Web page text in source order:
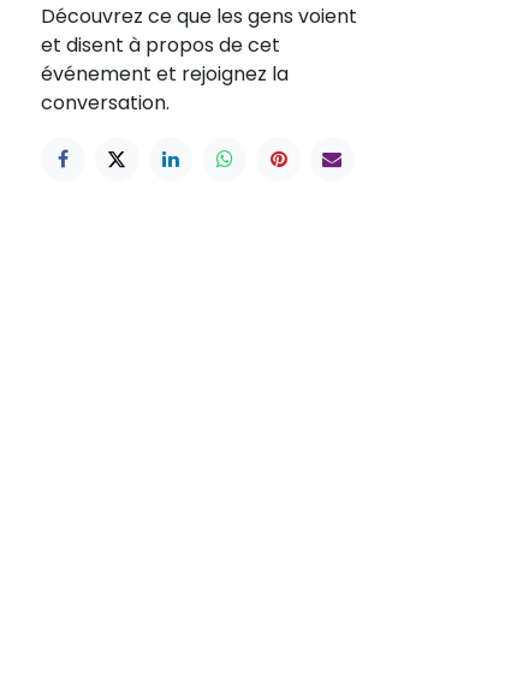
Découvrez ce que les gens voient
et disent à propos de cet
événement et rejoignez la
conversation.